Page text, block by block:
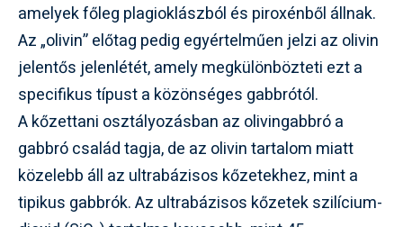
amelyek főleg plagioklászból és piroxénből állnak.
Az „olivin” előtag pedig egyértelműen jelzi az olivin
jelentős jelenlétét, amely megkülönbözteti ezt a
specifikus típust a közönséges gabbrótól.
A kőzettani osztályozásban az olivingabbró a
gabbró család tagja, de az olivin tartalom miatt
közelebb áll az ultrabázisos kőzetekhez, mint a
tipikus gabbrók. Az ultrabázisos kőzetek szilícium-